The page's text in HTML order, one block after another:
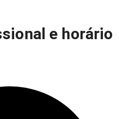
e horário